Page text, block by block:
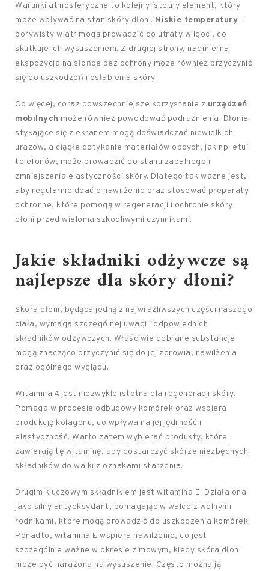
Warunki atmosferyczne to kolejny istotny element, który
może wpływać na stan skóry dłoni. Niskie temperatury i
porywisty wiatr mogą prowadzić do utraty wilgoci, co
skutkuje ich wysuszeniem. Z drugiej strony, nadmierna
ekspozycja na słońce bez ochrony może również przyczynić
się do uszkodzeń i osłabienia skóry.
Co więcej, coraz powszechniejsze korzystanie z urządzeń
mobilnych może również powodować podrażnienia. Dłonie
stykające się z ekranem mogą doświadczać niewielkich
urazów, a ciągłe dotykanie materiałów obcych, jak np. etui
telefonów, może prowadzić do stanu zapalnego i
zmniejszenia elastyczności skóry. Dlatego tak ważne jest,
aby regularnie dbać o nawilżenie oraz stosować preparaty
ochronne, które pomogą w regeneracji i ochronie skóry
dłoni przed wieloma szkodliwymi czynnikami.
Jakie składniki odżywcze są
najlepsze dla skóry dłoni?
Skóra dłoni, będąca jedną z najwrażliwszych części naszego
ciała, wymaga szczególnej uwagi i odpowiednich
składników odżywczych. Właściwie dobrane substancje
mogą znacząco przyczynić się do jej zdrowia, nawilżenia
oraz ogólnego wyglądu.
Witamina A jest niezwykle istotna dla regeneracji skóry.
Pomaga w procesie odbudowy komórek oraz wspiera
produkcję kolagenu, co wpływa na jej jędrność i
elastyczność. Warto zatem wybierać produkty, które
zawierają tę witaminę, aby dostarczyć skórze niezbędnych
składników do walki z oznakami starzenia.
Drugim kluczowym składnikiem jest witamina E. Działa ona
jako silny antyoksydant, pomagając w walce z wolnymi
rodnikami, które mogą prowadzić do uszkodzenia komórek.
Ponadto, witamina E wspiera nawilżenie, co jest
szczególnie ważne w okresie zimowym, kiedy skóra dłoni
może być narażona na wysuszenie. Często można ją